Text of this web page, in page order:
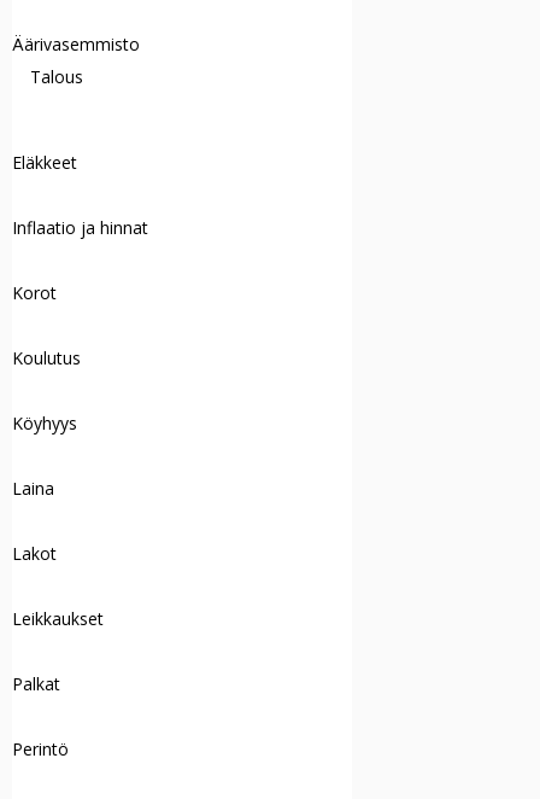
Äärivasemmisto
Talous
Eläkkeet
Inflaatio ja hinnat
Korot
Koulutus
Köyhyys
Laina
Lakot
Leikkaukset
Palkat
Perintö